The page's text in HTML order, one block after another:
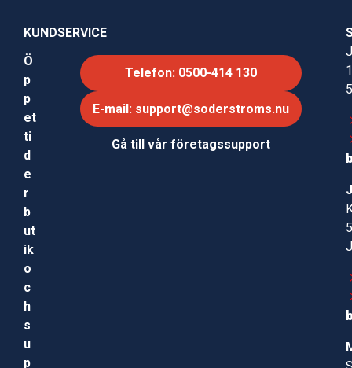
KUNDSERVICE
Ö
p
p
et
ti
d
e
r
b
ut
ik
o
c
h
s
u
p
Telefon: 0500-414 130
E-mail: support@soderstroms.nu
Gå till vår företagssupport